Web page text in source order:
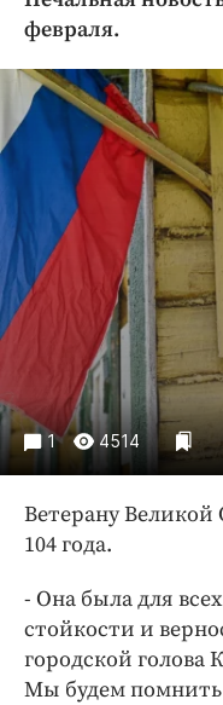
Образование
Общество
Погода
Праздники
Происшествия
Спорт
Экономика и
ПРОЕКТЫ
Блоги
Издания
Интересное
Клиника года
Бренд года
февраля.
1 4514
Ветерану
104 года.
- Она была для
стойкости и
городской голова
Мы будем помнить